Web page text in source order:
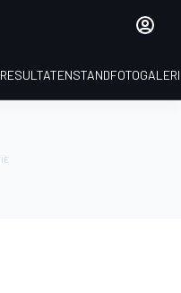
RESULTATENSTAND